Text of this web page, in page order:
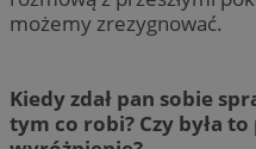
możemy zrezygnować.
Kiedy zdał pan sobie
tym co robi? Czy była